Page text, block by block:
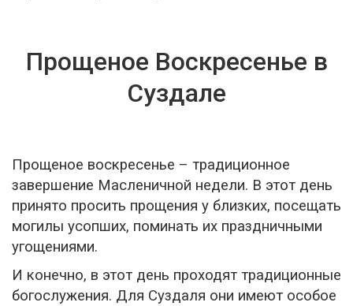
Прощеное Воскресенье в
Суздале
Прощеное воскресенье – традиционное
завершение Масленичной недели. В этот день
принято просить прощения у близких, посещать
могилы усопших, поминать их праздничными
угощениями.
И конечно, в этот день проходят традиционные
богослужения. Для Суздаля они имеют особое